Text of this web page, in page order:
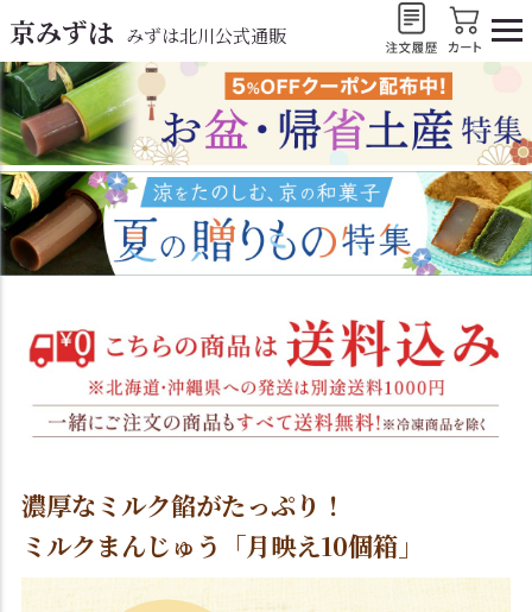
京みずは みずは北川公式通販
濃厚なミルク餡がたっぷり！
ミルクまんじゅう「月映え10個箱」